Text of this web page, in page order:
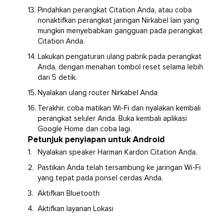
Pindahkan perangkat Citation Anda, atau coba
nonaktifkan perangkat jaringan Nirkabel lain yang
mungkin menyebabkan gangguan pada perangkat
Citation Anda.
Lakukan pengaturan ulang pabrik pada perangkat
Anda, dengan menahan tombol reset selama lebih
dari 5 detik.
Nyalakan ulang router Nirkabel Anda
Terakhir, coba matikan Wi-Fi dan nyalakan kembali
perangkat seluler Anda. Buka kembali aplikasi
Google Home dan coba lagi.
Petunjuk penyiapan untuk Android
Nyalakan speaker Harman Kardon Citation Anda.
Pastikan Anda telah tersambung ke jaringan Wi-Fi
yang tepat pada ponsel cerdas Anda.
Aktifkan Bluetooth
Aktifkan layanan Lokasi